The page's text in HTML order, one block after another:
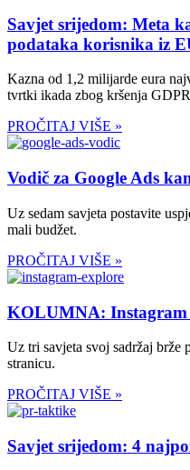
Savjet srijedom: Meta
podataka korisnika iz
Kazna od 1,2 milijarde eura
tvrtki ikada zbog kršenja
PROČITAJ VIŠE »
Vodič za Google Ads
Uz sedam savjeta postavite
mali budžet.
PROČITAJ VIŠE »
KOLUMNA: Instagram
Uz tri savjeta svoj sadržaj brže
stranicu.
PROČITAJ VIŠE »
Savjet srijedom: 4